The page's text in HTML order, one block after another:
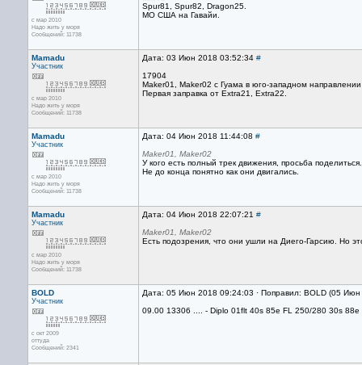
с мар 2010
Надо жить у моря
Сообщений: 11738
Spur81, Spur82, Dragon25.
МО США на Гавайи.
Mamadu
Участник
с мар 2010
Надо жить у моря
Сообщений: 11738
Дата: 03 Июн 2018 03:52:34 #
17904
Maker01, Maker02 с Гуама в юго-западном
Первая заправка от Extra21, Extra22.
Mamadu
Участник
с мар 2010
Надо жить у моря
Сообщений: 11738
Дата: 04 Июн 2018 11:44:08 #
Maker01, Maker02
У кого есть полный трек движения, просьба поделиться.
Не до конца понятно как они двигались.
Mamadu
Участник
с мар 2010
Надо жить у моря
Сообщений: 11738
Дата: 04 Июн 2018 22:07:21 #
Maker01, Maker02
Есть подозрения, что они ушли на Диего-Гарсию. Но
BOLD
Участник
с окт 2009
оттуда
Сообщений: 2341
Дата: 05 Июн 2018 09:24:03 · Поправил: BOLD (05
09.00 13306 .... - Diplo 01flt 40s 85e FL 250/280 30s